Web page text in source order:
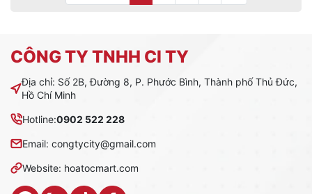
CÔNG TY TNHH CI TY
Địa chỉ: Số 2B, Đường 8, P. Phước Bình, Thành phố Thủ Đức,
Hồ Chí Minh
Hotline:0902 522 228
Email: congtycity@gmail.com
Website: hoatocmart.com